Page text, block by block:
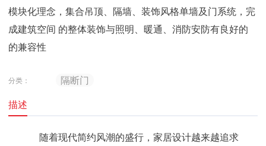
模块化理念，集合吊顶、隔墙、装饰风格单墙及门系统，完
成建筑空间 的整体装饰与照明、暖通、消防安防有良好的
的兼容性
分类：
隔断门
描述
随着现代简约风潮的盛行，家居设计越来越追求